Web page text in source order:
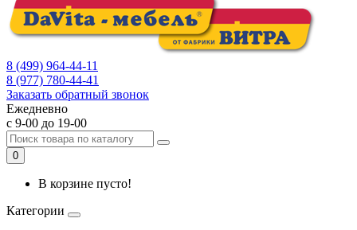
8 (499) 964-44-11
8 (977) 780-44-41
Заказать обратный звонок
Ежедневно
с 9-00 до 19-00
0
В корзине пусто!
Категории